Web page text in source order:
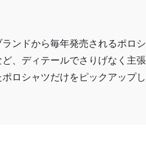
ンドから毎年発売されるポロ
、ディテールでさりげなく主
ロシャツだけをピックアップし